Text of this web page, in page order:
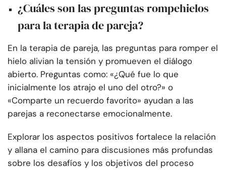
¿Cuáles son las preguntas rompehielos
para la terapia de pareja?
En la terapia de pareja, las preguntas para romper el
hielo alivian la tensión y promueven el diálogo
abierto. Preguntas como: «¿Qué fue lo que
inicialmente los atrajo el uno del otro?» o
«Comparte un recuerdo favorito» ayudan a las
parejas a reconectarse emocionalmente.
Explorar los aspectos positivos fortalece la relación
y allana el camino para discusiones más profundas
sobre los desafíos y los objetivos del proceso